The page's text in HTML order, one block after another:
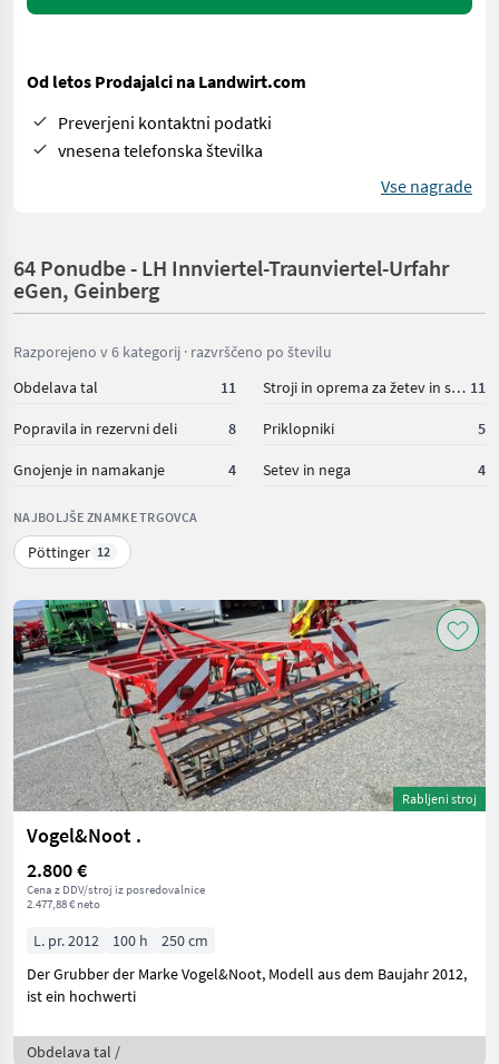
Od letos Prodajalci na Landwirt.com
Preverjeni kontaktni podatki
vnesena telefonska številka
Vse nagrade
64 Ponudbe - LH Innviertel-Traunviertel-Urfahr
eGen, Geinberg
Razporejeno v 6 kategorij · razvrščeno po številu
Obdelava tal
11 Stroji in oprema za žetev in spravilo 11
Popravila in rezervni deli 8 Priklopniki 5
Gnojenje in namakanje 4 Setev in nega 4
NAJBOLJŠE ZNAMKE TRGOVCA
Pöttinger 12
Rabljeni stroj
Vogel&Noot .
2.800 €
Cena z DDV/stroj iz posredovalnice
2.477,88 € neto
L. pr. 2012 100 h
250 cm
Der Grubber der Marke Vogel&Noot, Modell aus dem Baujahr 2012,
ist ein hochwerti
Obdelava tal /